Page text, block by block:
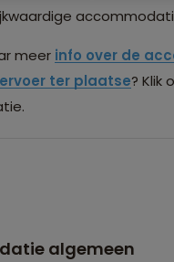
meer info over de
ter plaatse? Klik
algemeen